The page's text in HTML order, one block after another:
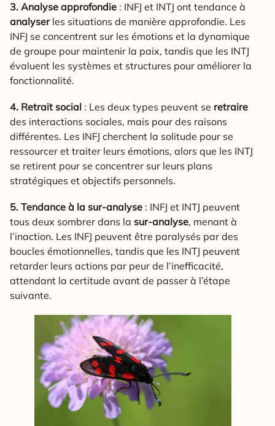
3. Analyse approfondie : INFJ et INTJ ont tendance à
analyserles situations de manière approfondie. Les
INFJ se concentrent sur les émotions et la dynamique
de groupe pour maintenir la paix, tandis que les INTJ
évaluent les systèmes et structures pour améliorer la
fonctionnalité.
4. Retrait social : Les deux types peuvent se retraire
des interactions sociales, mais pour des raisons
différentes. Les INFJ cherchent la solitude pour se
ressourcer et traiter leurs émotions, alors que les INTJ
se retirent pour se concentrer sur leurs plans
stratégiques et objectifs personnels.
5. Tendance à la sur-analyse : INFJ et INTJ peuvent
tous deux sombrer dans la sur-analyse, menant à
l’inaction. Les INFJ peuvent être paralysés par des
boucles émotionnelles, tandis que les INTJ peuvent
retarder leurs actions par peur de l’inefficacité,
attendant la certitude avant de passer à l’étape
suivante.